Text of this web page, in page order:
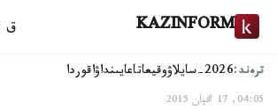
KAZINFORM ق
ترەند:2026-سايلاۋ وقيعاتاعايىنداۋاقوردا
04:05, 17 اقپان 2015